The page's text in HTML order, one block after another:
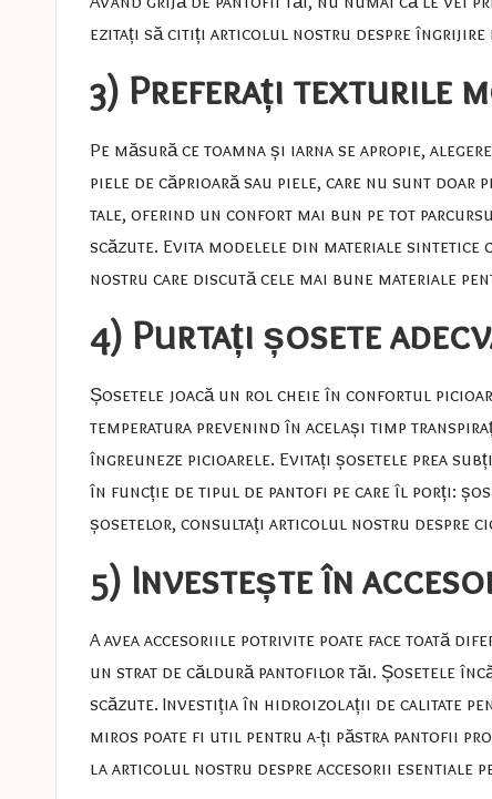
ezitați să citiți articolul nostru despre îngrijire
3) Preferați texturile
Pe măsură ce toamna și iarna se apropie,
piele de căprioară sau piele, care nu sunt doar
tale, oferind un confort mai bun pe tot
scăzute. Evita modelele din materiale
nostru care discută cele mai bune materiale
4) Purtați șosete
Șosetele joacă un rol cheie în confortul
temperatura prevenind în același timp
îngreuneze picioarele. Evitați șosetele prea
în funcție de tipul de pantofi pe care îl porți:
șosetelor, consultați articolul nostru despre
5) Investește în
A avea accesoriile potrivite poate face toată
un strat de căldură pantofilor tăi. Șosetele
scăzute. Investiția în hidroizolații de calitate
miros poate fi util pentru a-ți păstra pantofii
la articolul nostru despre accesorii esentiale